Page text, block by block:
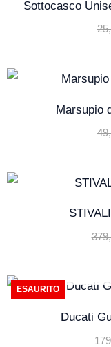
Sottocasco
Marsupio
ESAURITO
Ducati